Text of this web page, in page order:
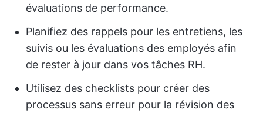
évaluations de performance.
Planifiez des rappels pour les entretiens, les
suivis ou les évaluations des employés afin
de rester à jour dans vos tâches RH.
Utilisez des checklists pour créer des
processus sans erreur pour la révision des